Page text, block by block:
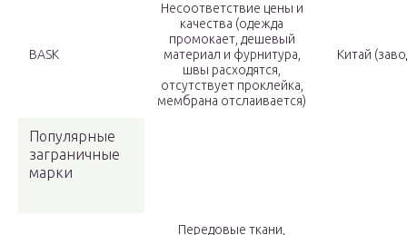
BASK
Несоответствие цены и
качества (одежда
промокает, дешевый
материал и фурнитура,
швы расходятся,
отсутствует проклейка,
мембрана отслаивается)
Китай
Популярные
заграничные
марки
Передовые ткани,